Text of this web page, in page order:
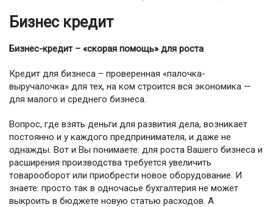
Бизнес кредит
Бизнес-кредит – «скорая помощь» для роста
Кредит для бизнеса – проверенная «палочка-
выручалочка» для тех, на ком строится вся экономика —
для малого и среднего бизнеса.
Вопрос, где взять деньги для развития дела, возникает
постоянно и у каждого предпринимателя, и даже не
однажды. Вот и Вы понимаете: для роста Вашего бизнеса и
расширения производства требуется увеличить
товарооборот или приобрести новое оборудование. И
знаете: просто так в одночасье бухгалтерия не может
выкроить в бюджете новую статью расходов. А